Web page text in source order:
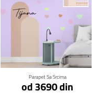
Parapet Sa Srcima
od 3690 din
Klikni za detalje